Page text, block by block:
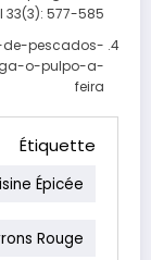
33(3): 577-585.
pescados-
o-pulpo-a-
feira
Étiquette
Épicée
Rouge